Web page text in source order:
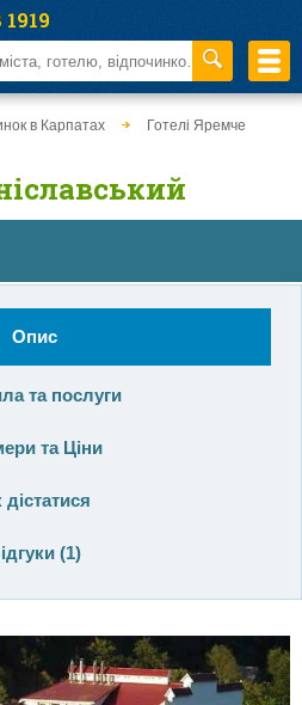
в Карпатах
Готелі Яремче
Опис
та послуги
та Ціни
дістатися
(1)